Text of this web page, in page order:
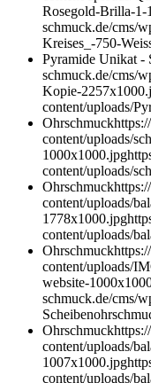
Rosegold-Brilla-1-
schmuck.de/cms/
Kreises_-750-
Pyramide Unikat -
schmuck.de/cms/
Kopie-
content/uploads/
Ohrschmuck
content/uploads/
1000x1000.jpg
content/uploads/
Ohrschmuck
content/uploads/
1778x1000.jpg
content/uploads/
Ohrschmuck
content/uploads/
website-
schmuck.de/cms/
Ohrschmuck
content/uploads/
1007x1000.jpg
content/uploads/